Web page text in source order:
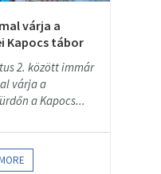
várja a
Kapocs tábor
2. között immár
várja a
a Kapocs...